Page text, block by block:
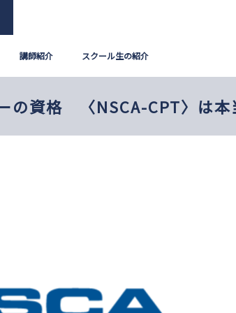
講師紹介 スクール生の紹介
の資格 〈NSCA-CPT〉は本